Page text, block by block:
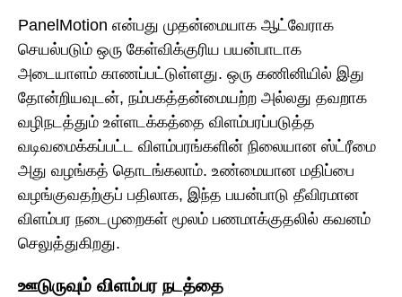
PanelMotion என்பது முதன்மையாக ஆட்வேராக
செயல்படும் ஒரு கேள்விக்குரிய பயன்பாடாக
அடையாளம் காணப்பட்டுள்ளது. ஒரு கணினியில் இது
தோன்றியவுடன், நம்பகத்தன்மையற்ற அல்லது தவறாக
வழிநடத்தும் உள்ளடக்கத்தை விளம்பரப்படுத்த
வடிவமைக்கப்பட்ட விளம்பரங்களின் நிலையான ஸ்ட்ரீமை
அது வழங்கத் தொடங்கலாம். உண்மையான மதிப்பை
வழங்குவதற்குப் பதிலாக, இந்த பயன்பாடு தீவிரமான
விளம்பர நடைமுறைகள் மூலம் பணமாக்குதலில் கவனம்
செலுத்துகிறது.
ஊடுருவும் விளம்பர நடத்தை